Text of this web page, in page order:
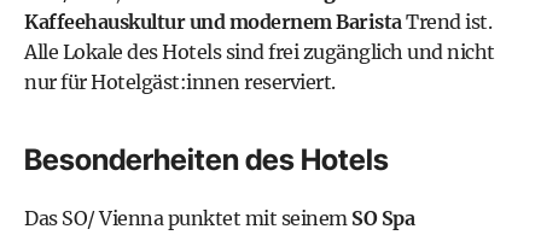
Kaffeehauskultur und modernem BaristaTrend ist.
Alle Lokale des Hotels sind frei zugänglich und nicht
nur für Hotelgäst:innen reserviert.
Besonderheiten des Hotels
Das SO/ Vienna punktet mit seinem SO Spa